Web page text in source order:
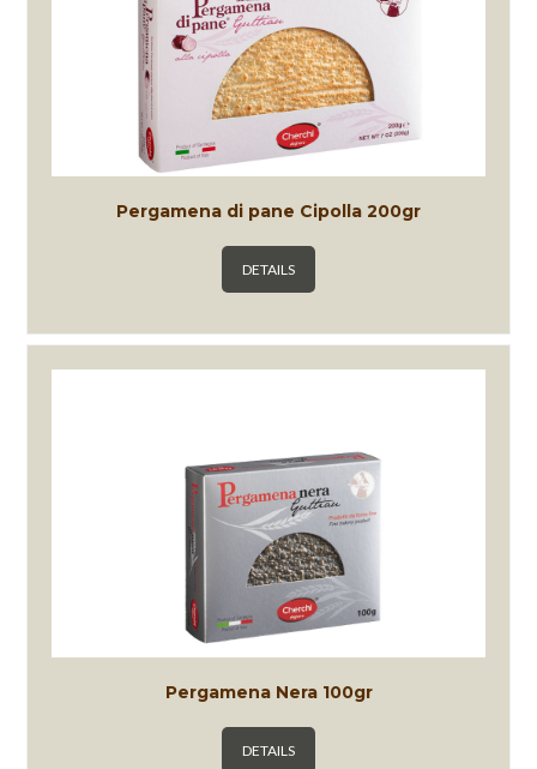
Pergamena di pane Cipolla 200gr
DETAILS
Pergamena Nera 100gr
DETAILS